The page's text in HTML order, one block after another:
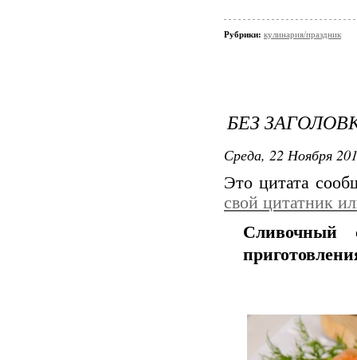
Рубрики: кулинария/праздник
БЕЗ
Среда, 22 Ноября
Это цитата
свой цитатник
Сливочный